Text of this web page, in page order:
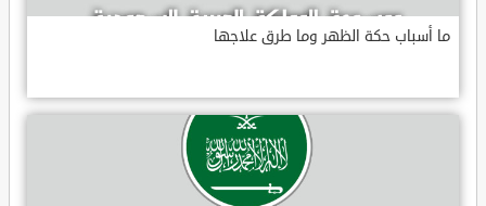
ما أسباب حكة الظهر وما طرق علاجها